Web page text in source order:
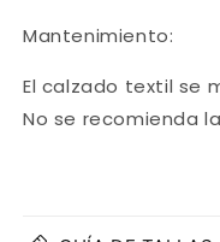
Mantenimiento:
El calzado textil se
No se recomienda